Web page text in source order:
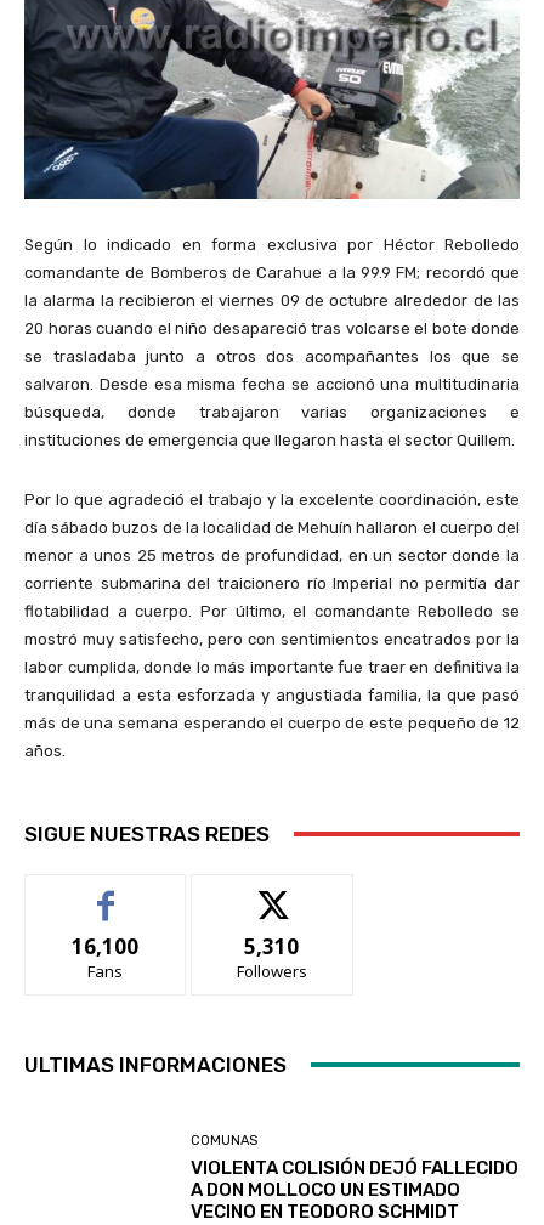
Según lo indicado en forma exclusiva por Héctor Rebolledo
comandante de Bomberos de Carahue a la 99.9 FM; recordó que
la alarma la recibieron el viernes 09 de octubre alrededor de las
20 horas cuando el niño desapareció tras volcarse el bote donde
se trasladaba junto a otros dos acompañantes los que se
salvaron. Desde esa misma fecha se accionó una multitudinaria
búsqueda, donde trabajaron varias organizaciones e
instituciones de emergencia que llegaron hasta el sector Quillem.
Por lo que agradeció el trabajo y la excelente coordinación, este
día sábado buzos de la localidad de Mehuín hallaron el cuerpo del
menor a unos 25 metros de profundidad, en un sector donde la
corriente submarina del traicionero río Imperial no permitía dar
flotabilidad a cuerpo. Por último, el comandante Rebolledo se
mostró muy satisfecho, pero con sentimientos encatrados por la
labor cumplida, donde lo más importante fue traer en definitiva la
tranquilidad a esta esforzada y angustiada familia, la que pasó
más de una semana esperando el cuerpo de este pequeño de 12
años.
SIGUE NUESTRAS REDES
16,100
Fans
5,310
Followers
ULTIMAS INFORMACIONES
COMUNAS
VIOLENTA COLISIÓN DEJÓ FALLECIDO
A DON MOLLOCO UN ESTIMADO
VECINO EN TEODORO SCHMIDT